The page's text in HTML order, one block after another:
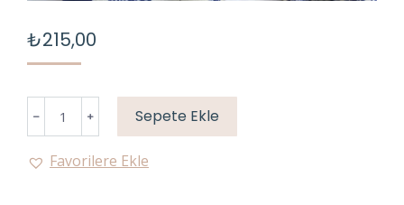
₺215,00
adet
Sepete Ekle
Favorilere Ekle